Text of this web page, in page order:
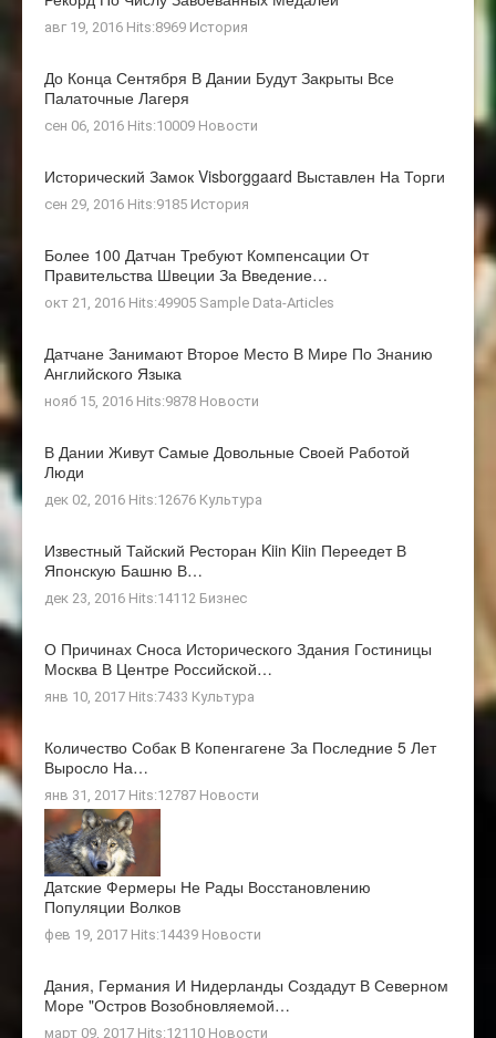
авг 19, 2016 Hits:8969 История
До Конца Сентября В Дании Будут Закрыты Все
Палаточные Лагеря
сен 06, 2016 Hits:10009 Новости
Исторический Замок Visborggaard Выставлен На Торги
сен 29, 2016 Hits:9185 История
Более 100 Датчан Требуют Компенсации От
Правительства Швеции За Введение…
окт 21, 2016 Hits:49905 Sample Data-Articles
Датчане Занимают Второе Место В Мире По Знанию
Английского Языка
нояб 15, 2016 Hits:9878 Новости
В Дании Живут Самые Довольные Своей Работой
Люди
дек 02, 2016 Hits:12676 Культура
Известный Тайский Ресторан Kiin Kiin Переедет В
Японскую Башню В…
дек 23, 2016 Hits:14112 Бизнес
О Причинах Сноса Исторического Здания Гостиницы
Москва В Центре Российской…
янв 10, 2017 Hits:7433 Культура
Количество Собак В Копенгагене За Последние 5 Лет
Выросло На…
янв 31, 2017 Hits:12787 Новости
Датские Фермеры Не Рады Восстановлению
Популяции Волков
фев 19, 2017 Hits:14439 Новости
Дания, Германия И Нидерланды Создадут В Северном
Море "остров Возобновляемой…
март 09, 2017 Hits:12110 Новости